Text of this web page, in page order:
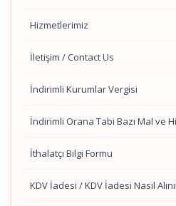
Hizmetlerimiz
İletişim / Contact Us
İndirimli Kurumlar Vergisi
İndirimli Orana Tabi Bazı Mal ve
İthalatçı Bilgi Formu
KDV İadesi / KDV İadesi Nasıl